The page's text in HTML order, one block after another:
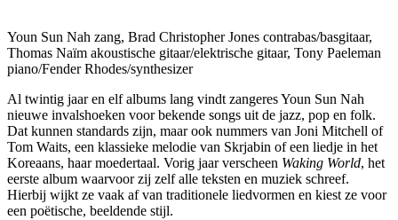
Youn Sun Nah zang, Brad Christopher Jones contrabas/basgitaar,
Thomas Naïm akoustische gitaar/elektrische gitaar, Tony Paeleman
piano/Fender Rhodes/synthesizer
Al twintig jaar en elf albums lang vindt zangeres Youn Sun Nah
nieuwe invalshoeken voor bekende songs uit de jazz, pop en folk.
Dat kunnen standards zijn, maar ook nummers van Joni Mitchell of
Tom Waits, een klassieke melodie van Skrjabin of een liedje in het
Koreaans, haar moedertaal. Vorig jaar verscheen Waking World, het
eerste album waarvoor zij zelf alle teksten en muziek schreef.
Hierbij wijkt ze vaak af van traditionele liedvormen en kiest ze voor
een poëtische, beeldende stijl.